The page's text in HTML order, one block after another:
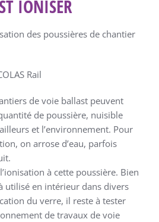
IONISER
des poussières de chantier
Rail
de voie ballast peuvent
de poussière, nuisible
et l’environnement. Pour
on arrose d’eau, parfois
à cette poussière. Bien
utilisé en intérieur dans divers
du verre, il reste à tester
de travaux de voie